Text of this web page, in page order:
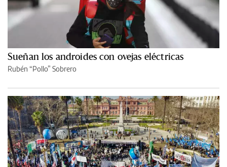
Sueñan los androides con ovejas eléctricas
Rubén “Pollo” Sobrero